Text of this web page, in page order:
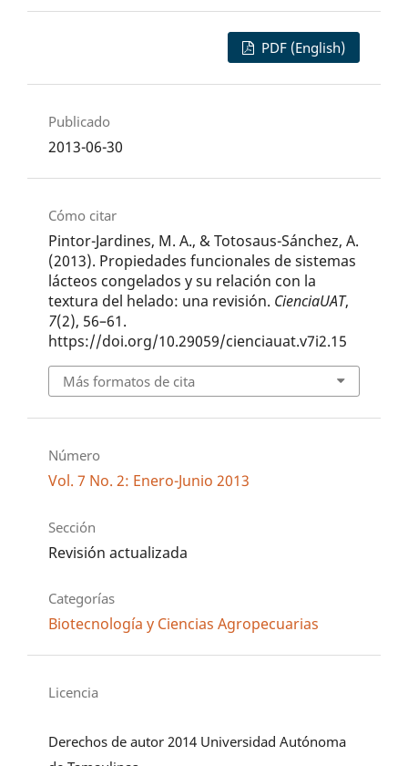
PDF (English)
Publicado
2013-06-30
Cómo citar
Pintor-Jardines, M. A., & Totosaus-Sánchez, A.
(2013). Propiedades funcionales de sistemas
lácteos congelados y su relación con la
textura del helado: una revisión. CienciaUAT,
7(2), 56–61.
https://doi.org/10.29059/cienciauat.v7i2.15
Más formatos de cita
Número
Vol. 7 No. 2: Enero-Junio 2013
Sección
Revisión actualizada
Categorías
Biotecnología y Ciencias Agropecuarias
Licencia
Derechos de autor 2014 Universidad Autónoma